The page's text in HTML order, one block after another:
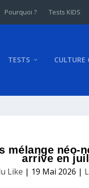
Pourquoi ? Tests KIDS
TESTS CULTURE
mélange néo-
arrive en
Like | 19 Mai 2026 |